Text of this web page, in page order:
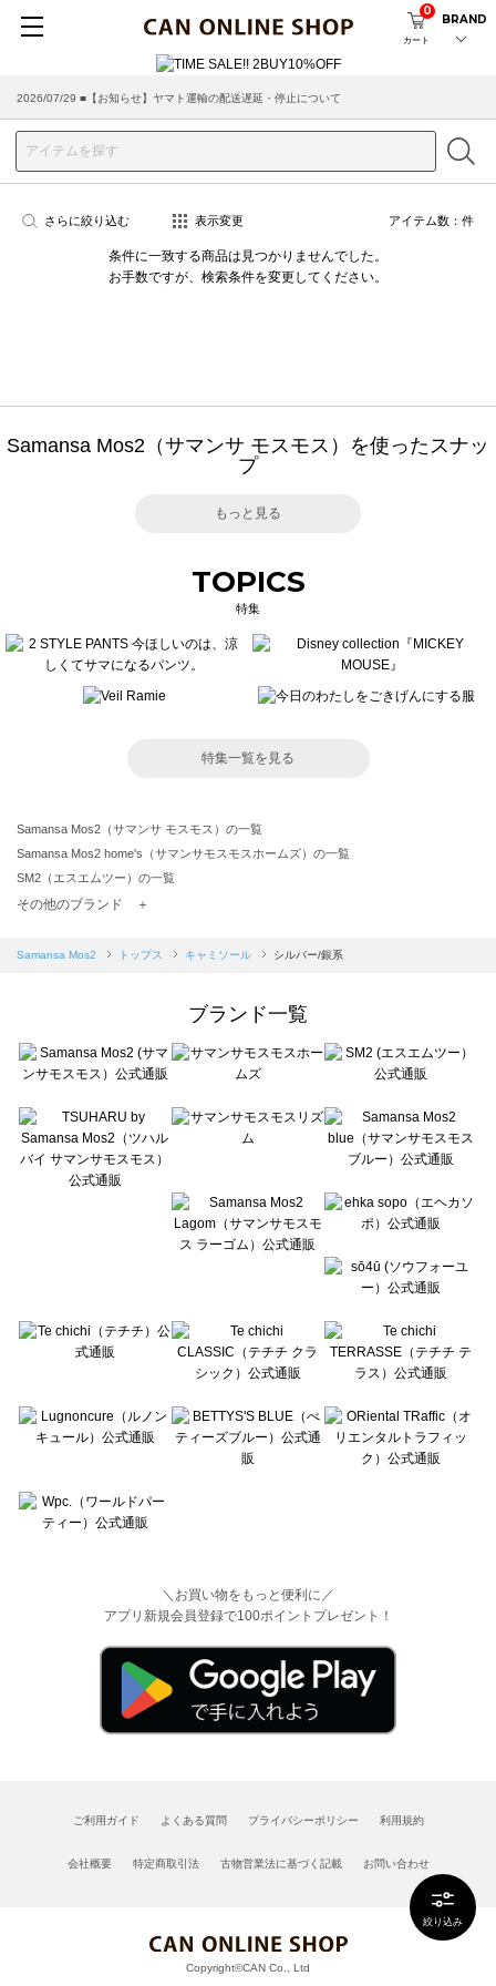
カート
0
BRAND
2026/07/29 ■【お知らせ】ヤマト運輸の配送遅延・停止について
絞り込み
さらに絞り込む 表示変更 アイテム数： 件
条件に一致する商品は見つかりませんでした。
お手数ですが、検索条件を変更してください。
Samansa Mos2（サマンサ モスモス）を使ったスナッ
プ
もっと見る
TOPICS
特集
特集一覧を見る
Samansa Mos2（サマンサ モスモス）の一覧
Samansa Mos2 home's（サマンサモスモスホームズ）の一覧
SM2（エスエムツー）の一覧
TSUHARU by Samansa Mos2（ツハルバイサマンサモスモス）の一覧
Samansa Mos2 blue（サマンサモスモス ブルー）の一覧
Te chichi（テチチ）の一覧
Te chichi CLASSIC（テチチ クラシック）の一覧
Lugnoncure（ルノンキュール）の一覧
BETTY'S BLUE（べティーズブルー）の一覧
Wpc.（ワールドパーティー）の一覧
その他のブランド ＋
Samansa Mos2 トップス キャミソール シルバー/銀系
ブランド一覧
＼お買い物をもっと便利に／
アプリ新規会員登録で100ポイントプレゼント！
ご利用ガイド よくある質問 プライバシーポリシー 利用規約
会社概要 特定商取引法 古物営業法に基づく記載 お問い合わせ
Copyright©CAN Co., Ltd